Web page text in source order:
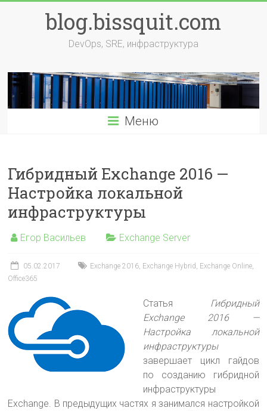
содержимомуblog.bissquit.com
DevOps, SRE, инфраструктура
Меню
Гибридный Exchange 2016 —
Настройка локальной
инфраструктуры
Егор Васильев Exchange Server
05.02.2017 Exchange 2016, Exchange Hybrid , Exchange Online,
Office365
Статья Гибридный
Exchange 2016 —
Настройка локальной
инфраструктуры
завершает цикл гайдов
по созданию гибридной
инфраструктуры
Exchange. В предыдущих частях я занимался настройкой